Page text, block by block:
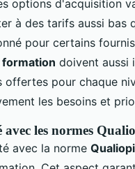
options d'acquisition
à des tarifs aussi bas
pour certains
doivent aussi
pour chaque
les besoins et
les normes
avec la norme Qualiopi